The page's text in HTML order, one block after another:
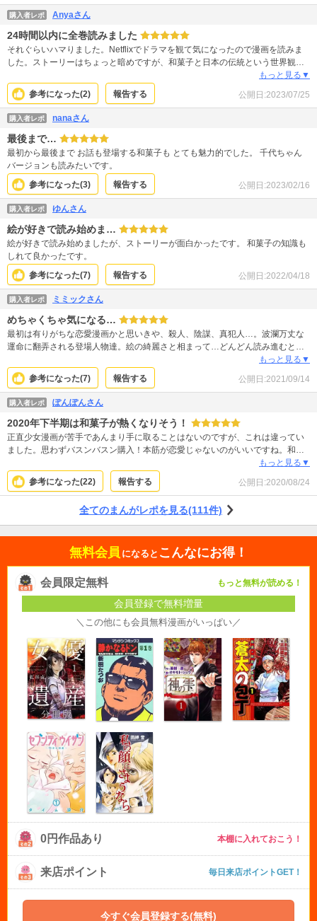
購入者レポ Anyaさん
24時間以内に全巻読みました
それぐらいハマりました。Netflixでドラマを観て気になったので漫画を読みま
した。ストーリーはちょっと暗めですが、和菓子と日本の伝統という世界観が
もっと見る▼
参考になった(2) 報告する 公開日:2023/07/25
購入者レポ nanaさん
最後まで…
最初から最後まで お話も登場する和菓子も とても魅力的でした。 千代ちゃん
バージョンも読みたいです。
参考になった(3) 報告する 公開日:2023/02/16
購入者レポ ゆんさん
絵が好きで読み始めま…
絵が好きで読み始めましたが、ストーリーが面白かったです。 和菓子の知識も
しれて良かったです。
参考になった(7) 報告する 公開日:2022/04/18
購入者レポ ミミックさん
めちゃくちゃ気になる…
最初は有りがちな恋愛漫画かと思いきや、殺人、陰謀、真犯人…。波瀾万丈な
運命に翻弄される登場人物達。絵の綺麗さと相まって…どんどん読み進むと、
次から次へと先の展開が読めないジェットコースターの様なストーリー展開。
これはオススメです。
もっと見る▼
参考になった(7) 報告する 公開日:2021/09/14
購入者レポ ぽんぽんさん
2020年下半期は和菓子が熱くなりそう！
正直少女漫画が苦手であんまり手に取ることはないのですが、これは違ってい
ました。思わずバスンバスン購入！本筋が恋愛じゃないのがいいですね。和菓
子はとても美しいですが、グルメマンガとして和菓子だけで成り立たせるのは
難しいように思えます。そこにサスペンス、恋愛を上手く取り込んでいるため
バランスがよく、先へ先へと読み進めたくなります。蝶よ花よと育てられたか
も、ただの嫌な人ではないという説得力がありました。
もっと見る▼
参考になった(22) 報告する 公開日:2020/08/24
全てのまんがレポを見る(111件)
無料会員 になると こんなにお得！
会員限定無料 もっと無料が読める！
会員登録で無料増量
＼この他にも会員無料漫画がいっぱい／
0円作品あり 本棚に入れておこう！
来店ポイント 毎日来店ポイントGET！
今すぐ会員登録する(無料)